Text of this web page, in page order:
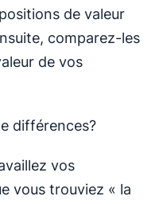
de valeur
comparez-les
de vos
différences?
vos
vous trouviez « la